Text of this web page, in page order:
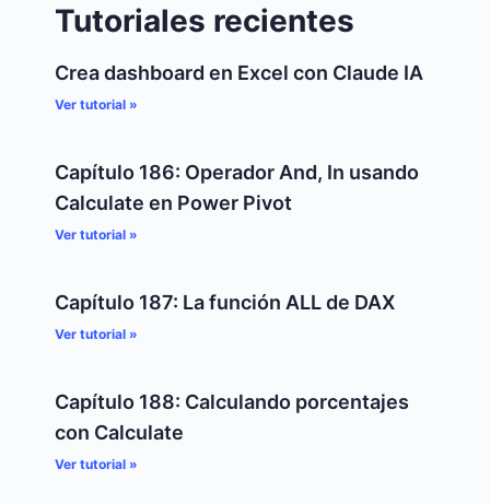
Tutoriales recientes
Crea dashboard en Excel con Claude IA
Ver tutorial »
Capítulo 186: Operador And, In usando
Calculate en Power Pivot
Ver tutorial »
Capítulo 187: La función ALL de DAX
Ver tutorial »
Capítulo 188: Calculando porcentajes
con Calculate
Ver tutorial »